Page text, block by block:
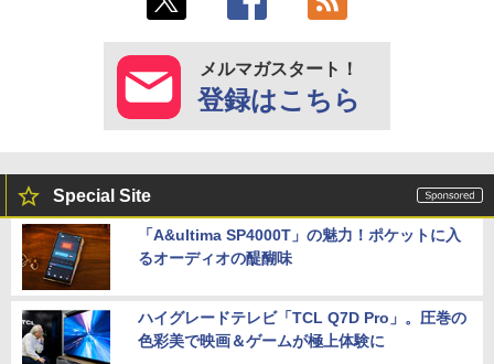
メルマガスタート！
登録はこちら
Special Site
「A&ultima SP4000T」の魅力！ポケットに入
るオーディオの醍醐味
ハイグレードテレビ「TCL Q7D Pro」。圧巻の
色彩美で映画＆ゲームが極上体験に